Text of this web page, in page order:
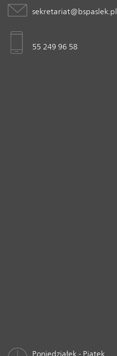
sekretariat@bspaslek.pl
55 249 96 58
Poniedziałek - Piątek